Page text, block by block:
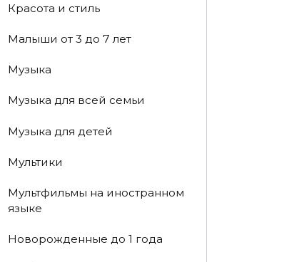
Красота и стиль
Малыши от 3 до 7 лет
Музыка
Музыка для всей семьи
Музыка для детей
Мультики
Мультфильмы на иностранном
языке
Новорожденные до 1 года